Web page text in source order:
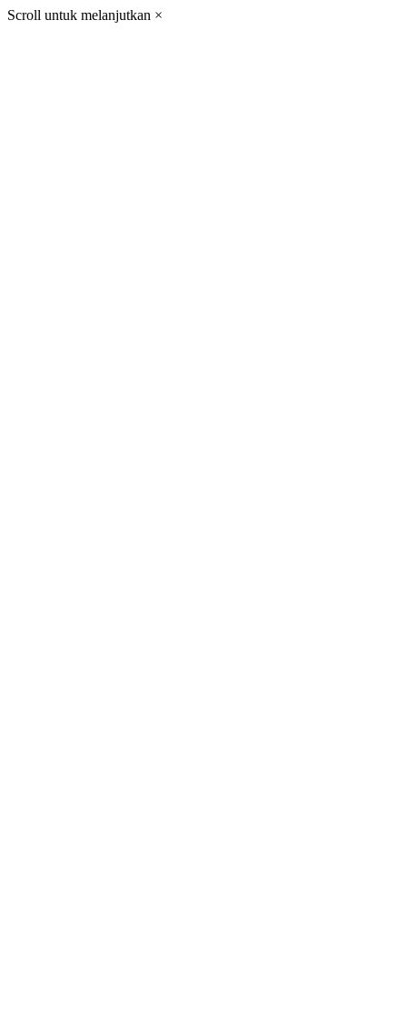
Scroll untuk melanjutkan ×